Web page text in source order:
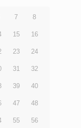
7 8
15 16
23 24
31 32
39 40
47 48
55 56